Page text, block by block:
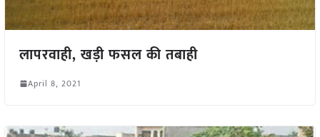
लापरवाही, खड़ी फसल की तबाही
April 8, 2021